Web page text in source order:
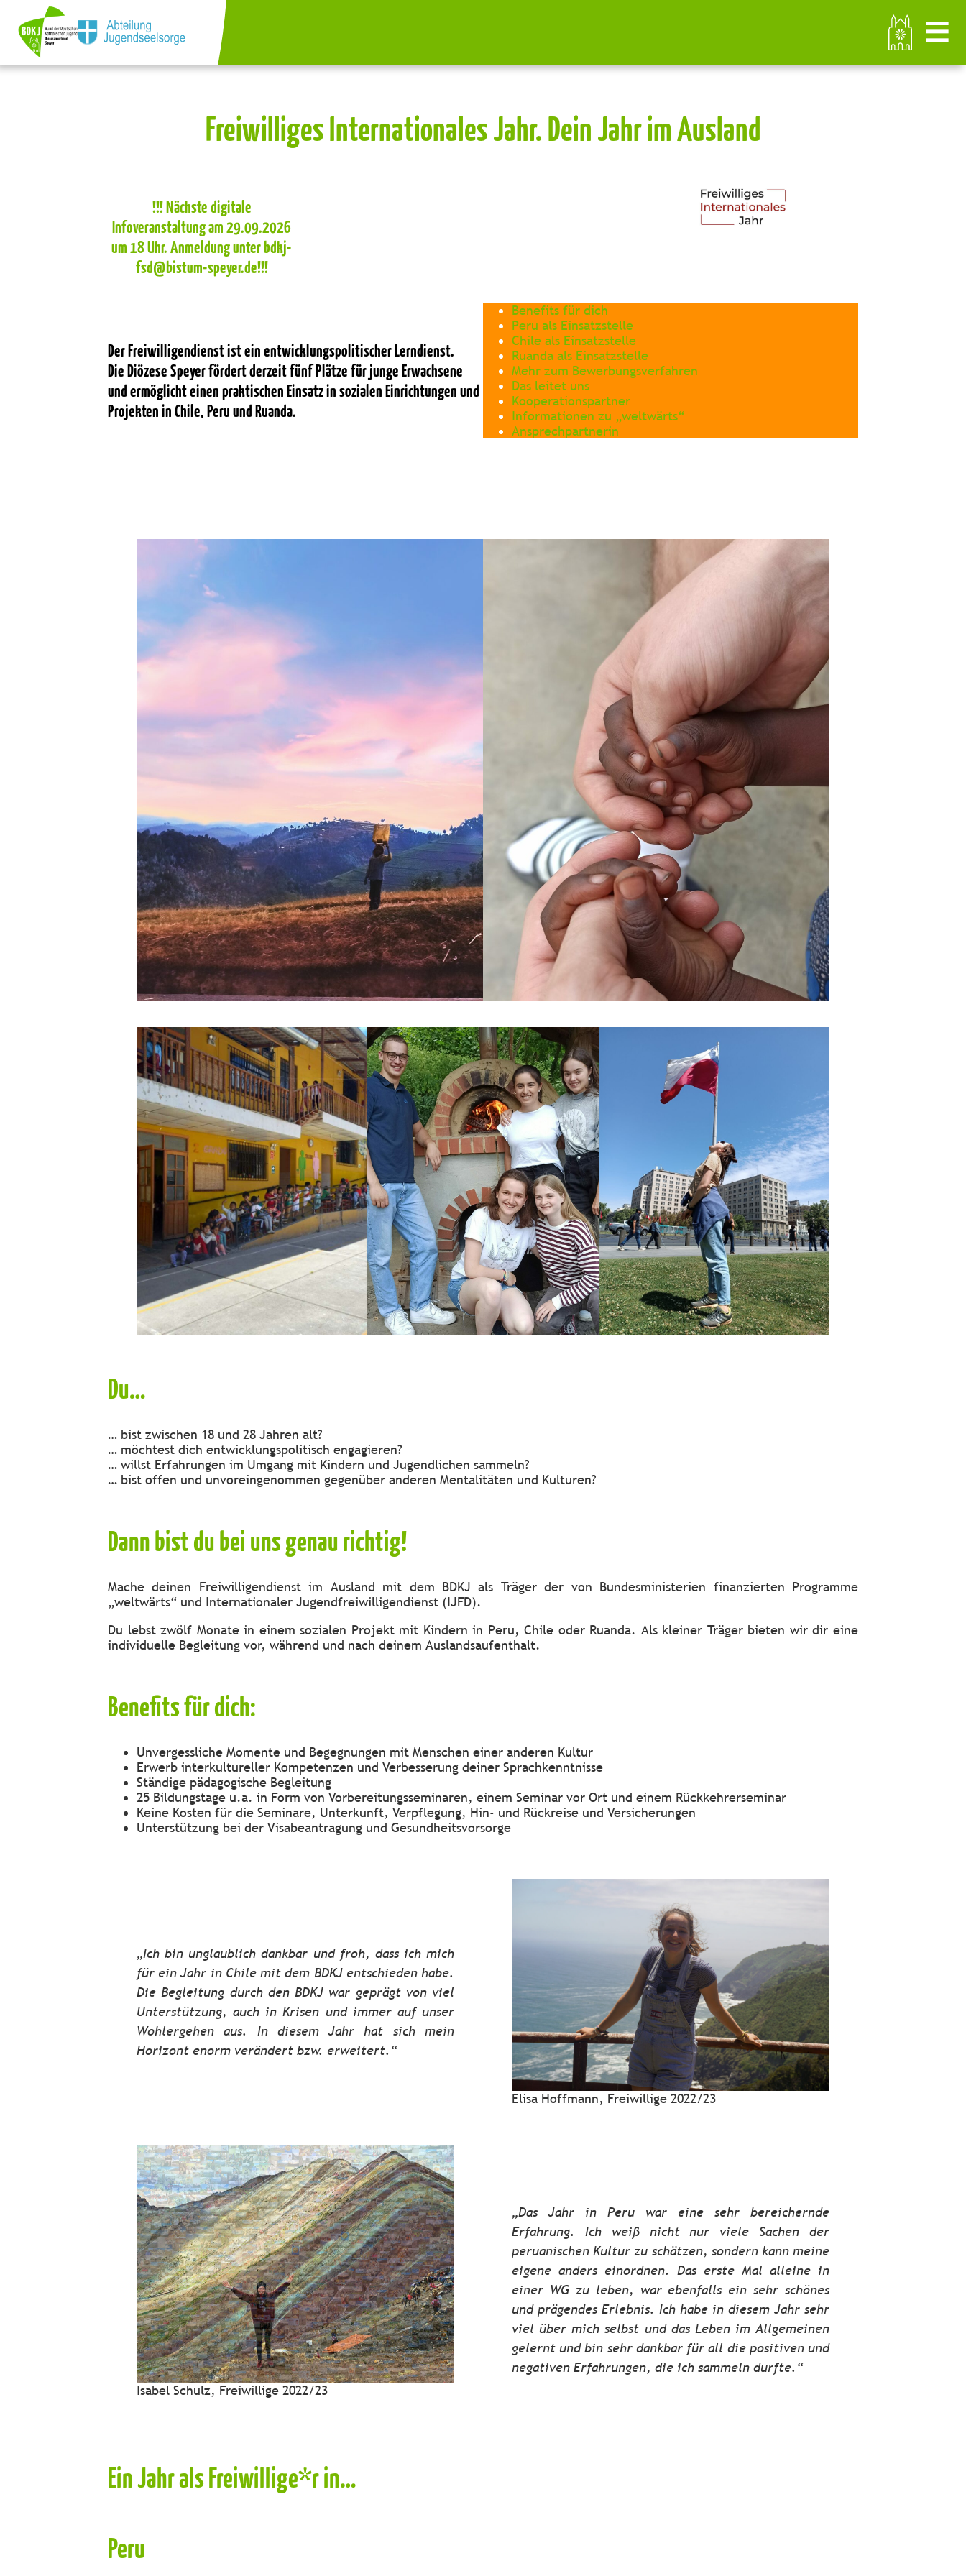
Freiwilliges Internationales Jahr. Dein Jahr im Ausland
!!! Nächste digitale
Infoveranstaltung am 29.09.2026
um 18 Uhr. Anmeldung unter bdkj-
fsd@bistum-speyer.de!!!
Der Freiwilligendienst ist ein entwicklungspolitischer Lerndienst.
Die Diözese Speyer fördert derzeit fünf Plätze für junge Erwachsene
und ermöglicht einen praktischen Einsatz in sozialen Einrichtungen und
Projekten in Chile, Peru und Ruanda.
Benefits für dich
Peru als Einsatzstelle
Chile als Einsatzstelle
Ruanda als Einsatzstelle
Mehr zum Bewerbungsverfahren
Das leitet uns
Kooperationspartner
Informationen zu „weltwärts“
Ansprechpartnerin
Du…
… bist zwischen 18 und 28 Jahren alt?
… möchtest dich entwicklungspolitisch engagieren?
… willst Erfahrungen im Umgang mit Kindern und Jugendlichen sammeln?
… bist offen und unvoreingenommen gegenüber anderen Mentalitäten und Kulturen?
Dann bist du bei uns genau richtig!
Mache deinen Freiwilligendienst im Ausland mit dem BDKJ als Träger der von Bundesministerien finanzierten Programme
„weltwärts“ und Internationaler Jugendfreiwilligendienst (IJFD).
Du lebst zwölf Monate in einem sozialen Projekt mit Kindern in Peru, Chile oder Ruanda. Als kleiner Träger bieten wir dir eine
individuelle Begleitung vor, während und nach deinem Auslandsaufenthalt.
Benefits für dich:
Unvergessliche Momente und Begegnungen mit Menschen einer anderen Kultur
Erwerb interkultureller Kompetenzen und Verbesserung deiner Sprachkenntnisse
Ständige pädagogische Begleitung
25 Bildungstage u.a. in Form von Vorbereitungsseminaren, einem Seminar vor Ort und einem Rückkehrerseminar
Keine Kosten für die Seminare, Unterkunft, Verpflegung, Hin- und Rückreise und Versicherungen
Unterstützung bei der Visabeantragung und Gesundheitsvorsorge
„Ich bin unglaublich dankbar und froh, dass ich mich
für ein Jahr in Chile mit dem BDKJ entschieden habe.
Die Begleitung durch den BDKJ war geprägt von viel
Unterstützung, auch in Krisen und immer auf unser
Wohlergehen aus. In diesem Jahr hat sich mein
Horizont enorm verändert bzw. erweitert.“
Elisa Hoffmann, Freiwillige 2022/23
Isabel Schulz, Freiwillige 2022/23
„Das Jahr in Peru war eine sehr bereichernde
Erfahrung. Ich weiß nicht nur viele Sachen der
peruanischen Kultur zu schätzen, sondern kann meine
eigene anders einordnen. Das erste Mal alleine in
einer WG zu leben, war ebenfalls ein sehr schönes
und prägendes Erlebnis. Ich habe in diesem Jahr sehr
viel über mich selbst und das Leben im Allgemeinen
gelernt und bin sehr dankbar für all die positiven und
negativen Erfahrungen, die ich sammeln durfte.“
Ein Jahr als Freiwillige*r in…
Peru